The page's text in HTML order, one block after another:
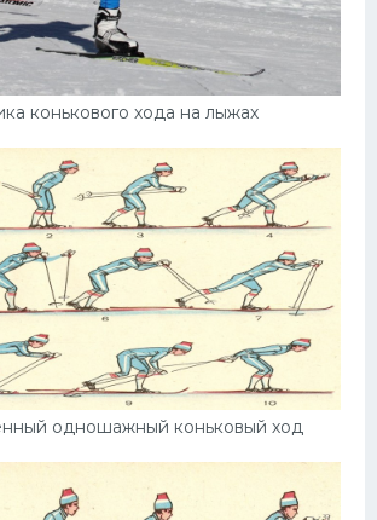
конькового хода на лыжах
одношажный коньковый ход